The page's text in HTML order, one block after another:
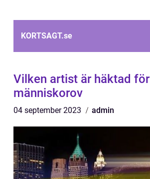
KORTSAGT.se
Vilken artist är häktad för
människorov
04 september 2023 admin